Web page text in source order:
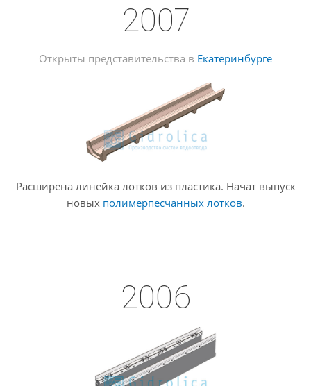
2007
Открыты представительства в Екатеринбурге
Расширена линейка лотков из пластика. Начат выпуск
новых полимерпесчанных лотков.
2006